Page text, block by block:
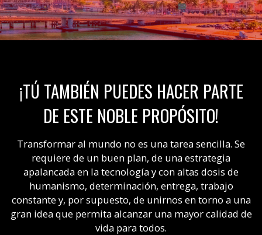
¡TÚ TAMBIÉN PUEDES HACER PARTE
DE ESTE NOBLE PROPÓSITO!
Transformar al mundo no es una tarea sencilla. Se
requiere de un buen plan, de una estrategia
apalancada en la tecnología y con altas dosis de
humanismo, determinación, entrega, trabajo
constante y, por supuesto, de unirnos en torno a una
gran idea que permita alcanzar una mayor calidad de
vida para todos.